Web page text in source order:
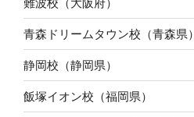
青森ドリームタウン校（青森県）
静岡校（静岡県）
飯塚イオン校（福岡県）